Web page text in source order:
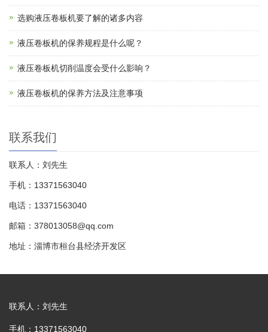
选购液压卷板机要了解的诸多内容
液压卷板机的保养规程是什么呢？
液压卷板机切削温度会受什么影响？
液压卷板机的保养方法及注意事项
联系我们
联系人：刘先生
手机：13371563040
电话：13371563040
邮箱：378013058@qq.com
地址：淄博市桓台县经济开发区
联系人：刘先生
手机：13371563040